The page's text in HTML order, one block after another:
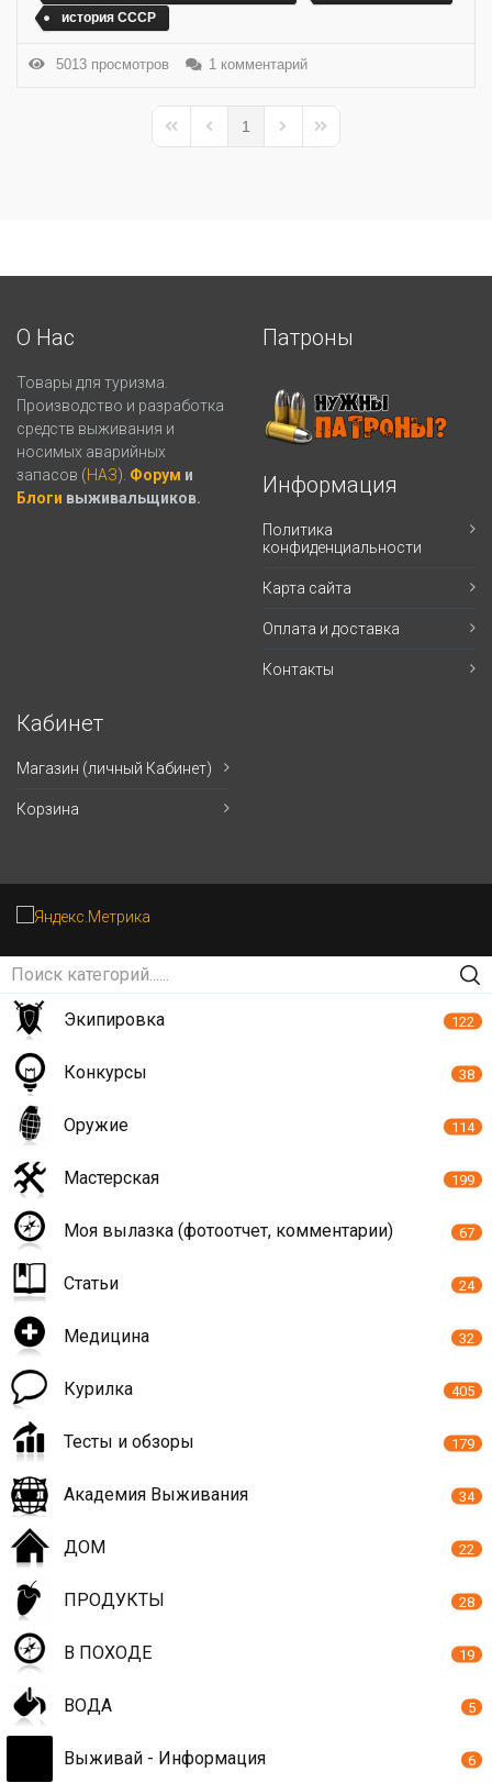
история СССР
5013 просмотров 1 комментарий
First PagePrevious Page
1
Next PageLast Page
О Нас
Товары для туризма.
Производство и разработка
средств выживания и
носимых аварийных
запасов (НАЗ). Форум и
Блоги выживальщиков.
Патроны
Информация
Политика
конфиденциальности
Карта сайта
Оплата и доставка
Контакты
Кабинет
Магазин (личный Кабинет)
Корзина
Экипировка 122
Конкурсы 38
Оружие 114
Мастерская 199
Моя вылазка (фотоотчет, комментарии) 67
Статьи 24
Медицина 32
Курилка 405
Тесты и обзоры 179
Академия Выживания 34
ДОМ 22
ПРОДУКТЫ 28
В ПОХОДЕ 19
ВОДА 5
Выживай - Информация 6